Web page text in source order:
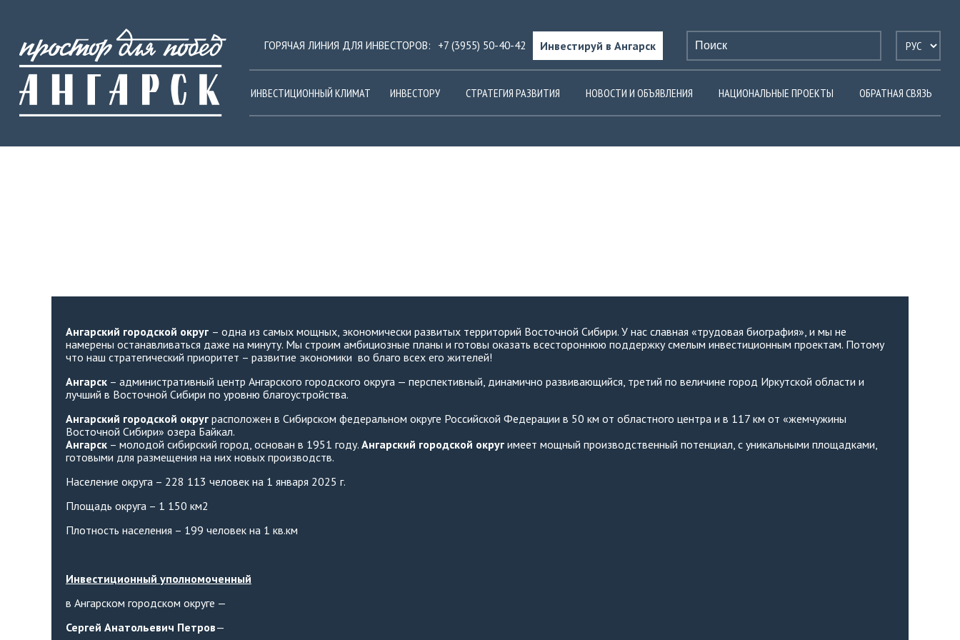
ГОРЯЧАЯ ЛИНИЯ ДЛЯ ИНВЕСТОРОВ: +7 (3955) 50-40-42 Инвестируй в Ангарск
ИНВЕСТИЦИОННЫЙ КЛИМАТ ИНВЕСТОРУ СТРАТЕГИЯ РАЗВИТИЯ НОВОСТИ И ОБЪЯВЛЕНИЯ НАЦИОНАЛЬНЫЕ ПРОЕКТЫ ОБРАТНАЯ СВЯЗЬ
Ангарский городской округ – одна из самых мощных, экономически развитых территорий Восточной Сибири. У нас славная «трудовая биография», и мы не
намерены останавливаться даже на минуту. Мы строим амбициозные планы и готовы оказать всестороннюю поддержку смелым инвестиционным проектам. Потому
что наш стратегический приоритет – развитие экономики во благо всех его жителей!
Ангарск – административный центр Ангарского городского округа — перспективный, динамично развивающийся, третий по величине город Иркутской области и
лучший в Восточной Сибири по уровню благоустройства.
Ангарский городской округ расположен в Сибирском федеральном округе Российской Федерации в 50 км от областного центра и в 117 км от «жемчужины
Восточной Сибири» озера Байкал.
Ангарск – молодой сибирский город, основан в 1951 году. Ангарский городской округ имеет мощный производственный потенциал, с уникальными площадками,
готовыми для размещения на них новых производств.
Население округа – 228 113 человек на 1 января 2025 г.
Площадь округа – 1 150 км2
Плотность населения – 199 человек на 1 кв.км
Инвестиционный уполномоченный
в Ангарском городском округе —
Сергей Анатольевич Петров—